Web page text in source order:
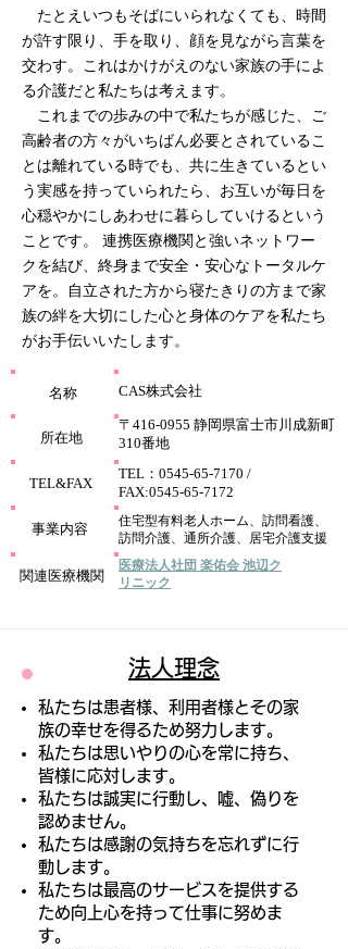
たとえいつもそばにいられなくても、時間
が許す限り、手を取り、顔を見ながら言葉を
交わす。これはかけがえのない家族の手によ
る介護だと私たちは考えます。
これまでの歩みの中で私たちが感じた、ご
高齢者の方々がいちばん必要とされているこ
とは離れている時でも、共に生きているとい
う実感を持っていられたら、お互いが毎日を
心穏やかにしあわせに暮らしていけるという
ことです。 連携医療機関と強いネットワー
クを結び、終身まで安全・安心なトータルケ
アを。自立された方から寝たきりの方まで家
族の絆を大切にした心と身体のケアを私たち
がお手伝いいたします。
​名称 CAS株式会社
所在地
〒416-0955 静岡県富士市川成新町
310番地
TEL&FAX
TEL：0545-65-7170 /
FAX:0545-65-7172
事業内容
住宅型有料老人ホーム、訪問看護、
訪問介護、通所介護、居宅介護支援
関連医療機関
医療法人社団 楽佑会 池辺ク
リニック
私たちは患者様、利用者様とその家
族の幸せを得るため努力します。
私たちは思いやりの心を常に持ち、
皆様に応対します。
私たちは誠実に行動し、嘘、偽りを
認めません。
私たちは感謝の気持ちを忘れずに行
動します。
私たちは最高のサービスを提供する
ため向上心を持って仕事に努めま
す。
法人理念